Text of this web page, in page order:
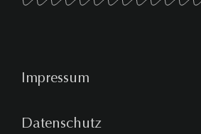
Impressum
Datenschutz